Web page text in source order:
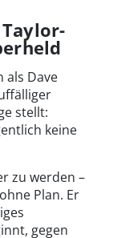
als Dave
stellt:
keine
zu werden –
Plan. Er
gegen